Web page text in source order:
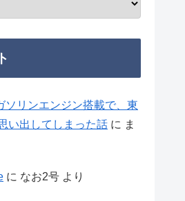
ソリンエンジン搭載で、東
い出してしまった話 に ま
に なお2号 より